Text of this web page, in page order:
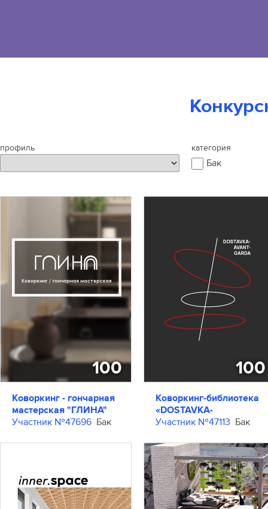
профиль категория
Бак
100
Коворкинг - гончарная
мастерская "ГЛИНА"
Участник №47696 Бак
100
Коворкинг-библиотека
«DOSTAVKA-
AVANTGARDA»
Участник №47113 Бак